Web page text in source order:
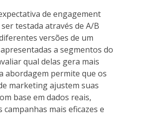
de engagement
testada através de A/B
versões de um
a segmentos do
qual delas gera mais
abordagem permite que os
marketing ajustem suas
base em dados reais,
mais eficazes e